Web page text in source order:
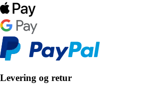
Levering og retur